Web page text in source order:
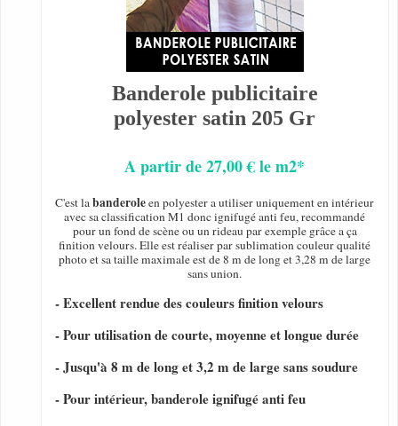
Banderole publicitaire
polyester satin 205 Gr
A partir de 27,00 € le m2*
C'est labanderoleen polyester a utiliser uniquement en intérieur
avec sa classification M1 donc ignifugé anti feu, recommandé
pour un fond de scène ou un rideau par exemple grâce a ça
finition velours. Elle est réaliser par sublimation couleur qualité
photo et sa taille maximale est de 8 m de long et 3,28 m de large
sans union.
- Excellent rendue des couleurs finition velours
- Pour utilisation de courte, moyenne et longue durée
- Jusqu'à 8 m de long et 3,2 m de large sans soudure
- Pour intérieur, banderole ignifugé anti feu